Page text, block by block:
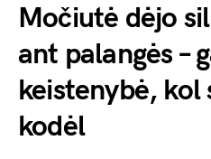
Močiutė dėjo
ant palangės –
keistenybė, kol
kodėl